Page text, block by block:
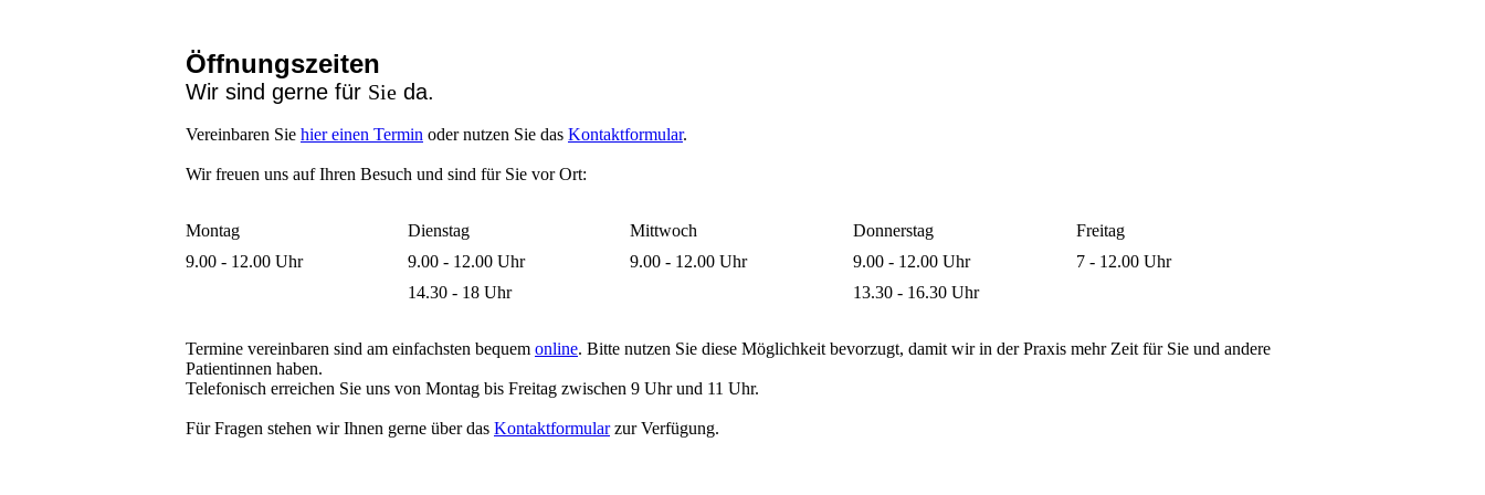
Öffnungszeiten
Wir sind gerne für Sie da.
Vereinbaren Sie hier einen Termin oder nutzen Sie das Kontaktformular.
Wir freuen uns auf Ihren Besuch und sind für Sie vor Ort:
Montag Dienstag Mittwoch Donnerstag
Freitag
9.00 - 12.00 Uhr
9.00 - 12.00 Uhr 9.00 - 12.00 Uhr 9.00 - 12.00 Uhr
7 - 12.00 Uhr
14.30 - 18 Uhr
13.30 - 16.30 Uhr
Termine vereinbaren sind am einfachsten bequem online. Bitte nutzen Sie diese Möglichkeit bevorzugt, damit wir in der Praxis mehr Zeit für Sie und andere
Patientinnen haben.
Telefonisch erreichen Sie uns von Montag bis Freitag zwischen 9 Uhr und 11 Uhr.
Für Fragen stehen wir Ihnen gerne über das Kontaktformularzur Verfügung.